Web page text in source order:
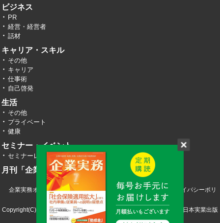
ビジネス
PR
経営・経営者
話材
キャリア・スキル
その他
キャリア
仕事術
自己啓発
生活
その他
プライベート
健康
セミナー・イベント
セミナーレポート
月刊「企業実務」
企業実務オンライン TOP 運営会社 お問い合わせ
プライバシーポリ
シー
Copyright(C) 2026 株式会社エヌ・ジェイ・ハイ・テック／株式会社日本実業出版
社 All RIght Reserved.